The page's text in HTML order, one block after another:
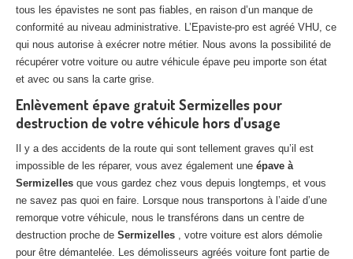
Centreagréé VHU 77 : casse auto avec destruction
Centreagréé VHU 78 : casse auto avec destruction
Centreagréé VHU 91 : casse auto avec destruction
Centreagréé VHU 92 : casse auto avec destruction
Centreagréé VHU 93 : casse auto avec destruction
Centre agréé VHU 94 : casse auto avec destruction
Centre agréé VHU 95 : casse auto avec destruction
DOCUMENTS
tous les épavistes ne sont pas fiables, en raison d’un manque de
conformité au niveau administrative. L’Epaviste-pro est agréé VHU, ce
qui nous autorise à exécrer notre métier. Nous avons la possibilité de
récupérer votre voiture ou autre véhicule épave peu importe son état
et avec ou sans la carte grise.
Enlèvement épave gratuit Sermizelles pour
destruction de votre véhicule hors d’usage
Il y a des accidents de la route qui sont tellement graves qu’il est
impossible de les réparer, vous avez également une épave à
Sermizelles que vous gardez chez vous depuis longtemps, et vous
ne savez pas quoi en faire. Lorsque nous transportons à l’aide d’une
remorque votre véhicule, nous le transférons dans un centre de
destruction proche de Sermizelles , votre voiture est alors démolie
pour être démantelée. Les démolisseurs agréés voiture font partie de